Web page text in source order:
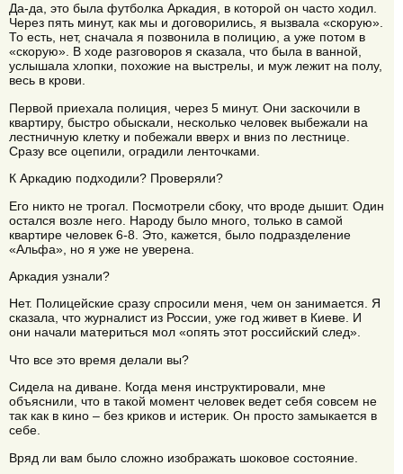
Да-да, это была футболка Аркадия, в которой он часто ходил.
Через пять минут, как мы и договорились, я вызвала «скорую».
То есть, нет, сначала я позвонила в полицию, а уже потом в
«скорую». В ходе разговоров я сказала, что была в ванной,
услышала хлопки, похожие на выстрелы, и муж лежит на полу,
весь в крови.
Первой приехала полиция, через 5 минут. Они заскочили в
квартиру, быстро обыскали, несколько человек выбежали на
лестничную клетку и побежали вверх и вниз по лестнице.
Сразу все оцепили, оградили ленточками.
К Аркадию подходили? Проверяли?
Его никто не трогал. Посмотрели сбоку, что вроде дышит. Один
остался возле него. Народу было много, только в самой
квартире человек 6-8. Это, кажется, было подразделение
«Альфа», но я уже не уверена.
Аркадия узнали?
Нет. Полицейские сразу спросили меня, чем он занимается. Я
сказала, что журналист из России, уже год живет в Киеве. И
они начали материться мол «опять этот российский след».
Что все это время делали вы?
Сидела на диване. Когда меня инструктировали, мне
объяснили, что в такой момент человек ведет себя совсем не
так как в кино – без криков и истерик. Он просто замыкается в
себе.
Вряд ли вам было сложно изображать шоковое состояние.